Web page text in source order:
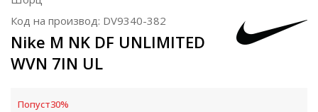
Код на производ: DV9340-382
Nike M NK DF UNLIMITED
WVN 7IN UL
Попуст30%